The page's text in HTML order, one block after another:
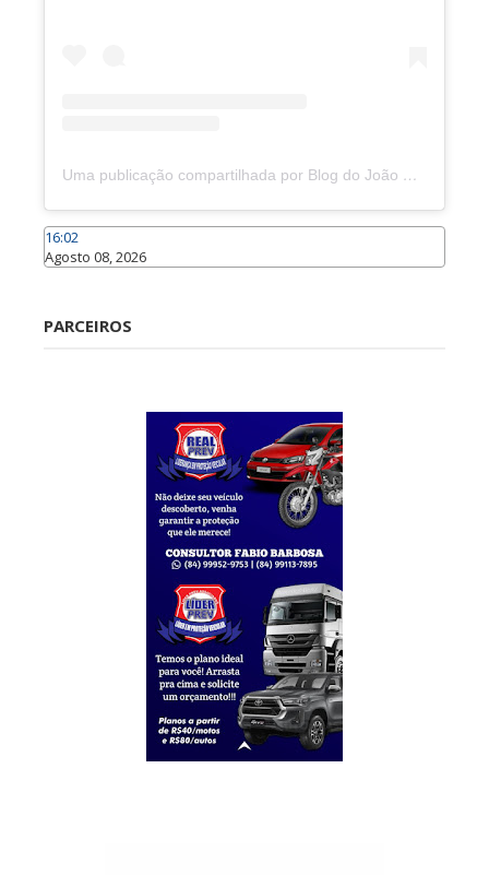
Uma publicação compartilhada por Blog do João Marcolino (@joaomarcolinoneto)
16:02
Agosto 08, 2026
PARCEIROS